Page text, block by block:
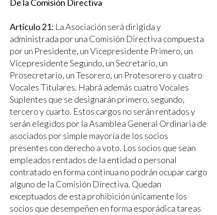
De la Comisión Directiva
Artículo 21: La Asociación será dirigida y
administrada por una Comisión Directiva compuesta
por un Presidente, un Vicepresidente Primero, un
Vicepresidente Segundo, un Secretario, un
Prosecretario, un Tesorero, un Protesorero y cuatro
Vocales Titulares. Habrá además cuatro Vocales
Suplentes que se designarán primero, segundo,
tercero y cuarto. Estos cargos no serán rentados y
serán elegidos por la Asamblea General Ordinaria de
asociados por simple mayoría de los socios
presentes con derecho a voto. Los socios que sean
empleados rentados de la entidad o personal
contratado en forma continua no podrán ocupar cargo
alguno de la Comisión Directiva. Quedan
exceptuados de esta prohibición únicamente los
socios que desempeñen en forma esporádica tareas